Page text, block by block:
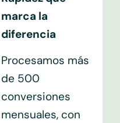
marca la
diferencia
Procesamos más
de 500
conversiones
mensuales, con